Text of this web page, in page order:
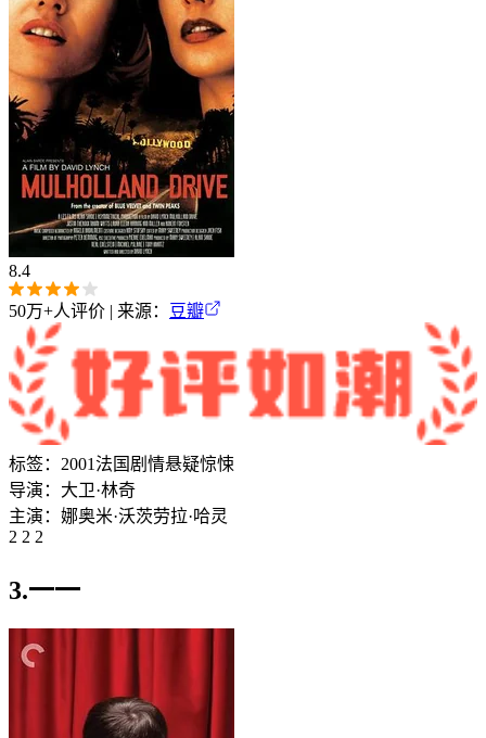
8.4
50万+人评价 | 来源： 豆瓣
标签： 2001法国剧情悬疑惊悚
导演： 大卫·林奇
主演： 娜奥米·沃茨劳拉·哈灵
2 2 2
3.一一